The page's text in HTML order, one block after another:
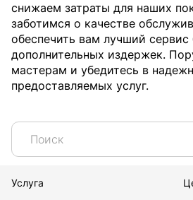
снижаем затраты для наших
заботимся о качестве
обеспечить вам лучший сервис
дополнительных издержек.
мастерам и убедитесь в
предоставляемых услуг.
Услуга